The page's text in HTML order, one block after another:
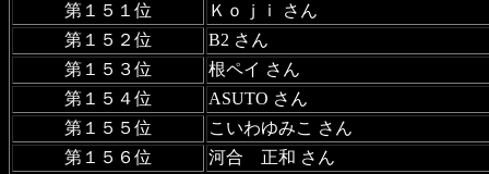
第１５１位
Ｋｏｊｉ さん
第１５２位
B2 さん
第１５３位
根ペイ さん
第１５４位
ASUTO さん
第１５５位
こいわゆみこ さん
第１５６位
河合 正和 さん